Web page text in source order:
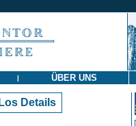
| ÜBER UNS
Los Details